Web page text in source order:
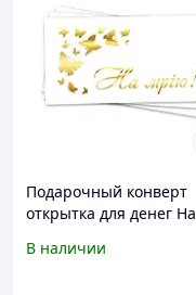
Подарочный конверт
открытка для денег На
В наличии